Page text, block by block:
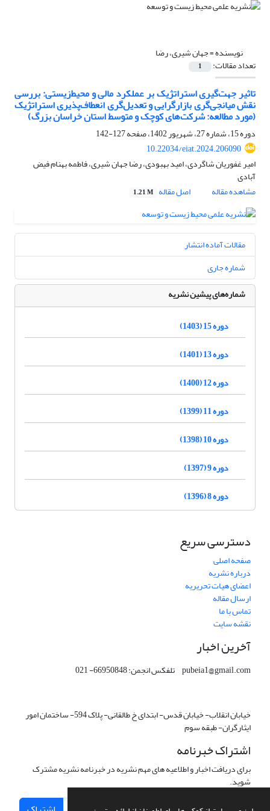
نویسنده =جهان شیری، رضا
تعداد مقالات: 1
تاثیر جهت‌‌گیری استراتژیک بر عملکرد مالی و محیط‌‌زیستی: بررسی
نقش میانجی‌‌گری بازارگرایی و تعدیل‌‌گری انعطاف‌‌پذیری استراتژیک
(مورد مطالعه: شرکت‌‌های کوچک و متوسط استان‌‌ خراسان بزرگ)
دوره 15، شماره 27، شهریور 1402، صفحه
127-142
10.22034/eiat.2024.206090
امیر غفوریان شاگردی، امید بهبودی، رضا جهان شیری، فاطمه بهنام فیض
آبادی
مشاهده مقاله
اصل مقاله 1.21 M
مقالات آماده انتشار
شماره جاری
شماره‌های پیشین نشریه
دوره 15 (1403)
دوره 13 (1401)
دوره 12 (1400)
دوره 11 (1399)
دوره 10 (1398)
دوره 9 (1397)
دوره 8 (1396)
دسترسی سریع
صفحه اصلی
درباره نشریه
اعضای هیات تحریریه
ارسال مقاله
تماس با ما
نقشه سایت
آخرین اخبار
pubeia1@gmail.com تلفکس انجمن: 66950848- 021
خیابان انقلاب- خیابان قدس- ابتدای خ طالقانی- پلاک 594- ساختمان امور
ایثارگران- طبقه سوم
اشتراک خبرنامه
برای دریافت اخبار و اطلاعیه های مهم نشریه در خبرنامه نشریه مشترک
شوید.